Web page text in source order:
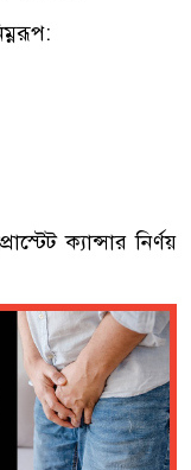
ক্যান্সার নির্ণয়